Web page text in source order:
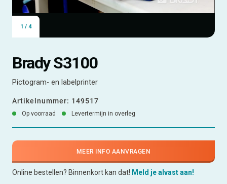
1 / 4
Brady S3100
Pictogram- en labelprinter
Artikelnummer: 149517
Op voorraad Levertermijn in overleg
MEER INFO AANVRAGEN
Online bestellen? Binnenkort kan dat! Meld je alvast aan!